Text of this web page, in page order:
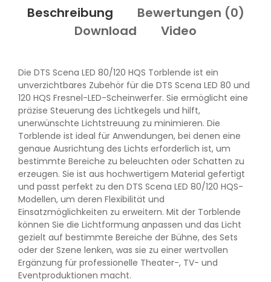
Beschreibung Bewertungen (0)
Download
Video
Die DTS Scena LED 80/120 HQS Torblende ist ein
unverzichtbares Zubehör für die DTS Scena LED 80 und
120 HQS Fresnel-LED-Scheinwerfer. Sie ermöglicht eine
präzise Steuerung des Lichtkegels und hilft,
unerwünschte Lichtstreuung zu minimieren. Die
Torblende ist ideal für Anwendungen, bei denen eine
genaue Ausrichtung des Lichts erforderlich ist, um
bestimmte Bereiche zu beleuchten oder Schatten zu
erzeugen. Sie ist aus hochwertigem Material gefertigt
und passt perfekt zu den DTS Scena LED 80/120 HQS-
Modellen, um deren Flexibilität und
Einsatzmöglichkeiten zu erweitern. Mit der Torblende
können Sie die Lichtformung anpassen und das Licht
gezielt auf bestimmte Bereiche der Bühne, des Sets
oder der Szene lenken, was sie zu einer wertvollen
Ergänzung für professionelle Theater-, TV- und
Eventproduktionen macht.